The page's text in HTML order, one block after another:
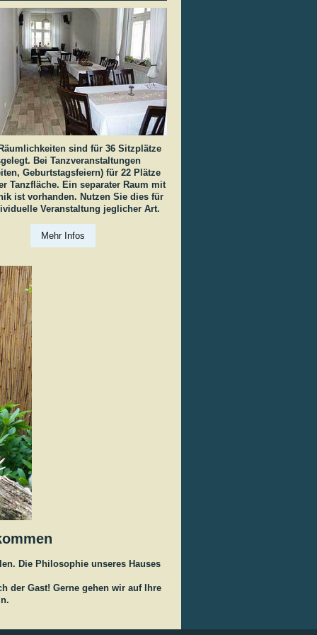
sind für 36 Sitzplätze
Bei Tanzveranstaltungen
Geburtstagsfeiern) für 22 Plätze
Tanzfläche. Ein separater Raum mit
ist vorhanden. Nutzen Sie dies für
Veranstaltung jeglicher Art.
Mehr Infos
Die Philosophie unseres Hauses
der Gast! Gerne gehen wir auf Ihre